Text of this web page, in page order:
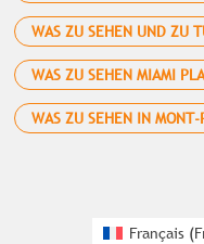
WAS ZU SEHEN UND ZU
WAS ZU SEHEN MIAMI
WAS ZU SEHEN IN MONT-
Français (